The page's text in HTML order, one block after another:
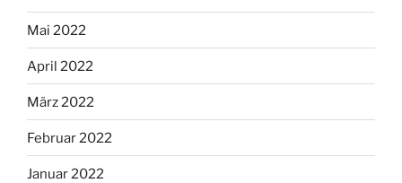
Mai 2022
April 2022
März 2022
Februar 2022
Januar 2022